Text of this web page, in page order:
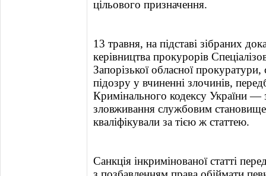
цільового призначення.
13 травня, на підставі зібраних
керівництва прокурорів
Запорізької обласної
підозру у вчиненні злочинів,
Кримінального кодексу України
зловживання службовим
кваліфікували за тією ж статтею.
Санкція інкримінованої статті